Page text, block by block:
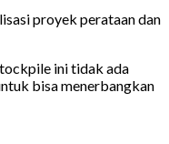
proyek perataan dan
ini tidak ada
bisa menerbangkan